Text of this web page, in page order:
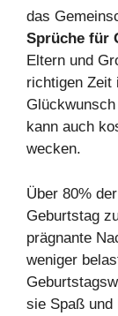
das
Sprüche für
Eltern und
richtigen Zeit
kann auch
wecken.
Über 80%
Geburtstag
prägnante
weniger
sie Spaß und